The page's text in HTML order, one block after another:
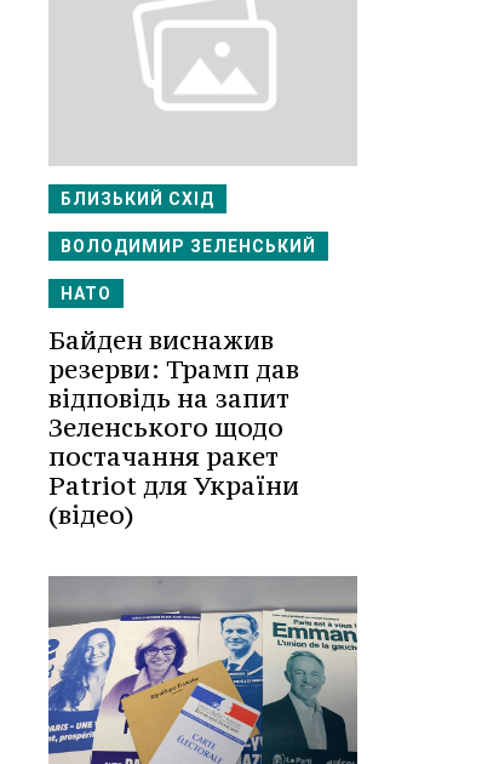
БЛИЗЬКИЙ СХІД
ВОЛОДИМИР ЗЕЛЕНСЬКИЙ
НАТО
Байден виснажив
резерви: Трамп дав
відповідь на запит
Зеленського щодо
постачання ракет
Patriot для України
(відео)